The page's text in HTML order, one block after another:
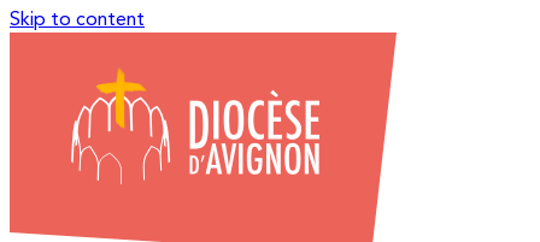
Skip to content